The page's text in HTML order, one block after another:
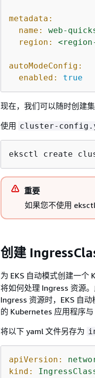
metadata:
name:
web-
region:
autoModeConfig:
enabled:
true
现在，我们可以随时创建集
使用 cluster-
eksctl create
重要
如果您不使用
创建
为 EKS 自动模式创建一个
将如何处理 Ingress 资源
Ingress 资源时，EKS 自
的 Kubernetes 应用程序与
将以下 yaml 文件另存为
apiVersion:
kind: